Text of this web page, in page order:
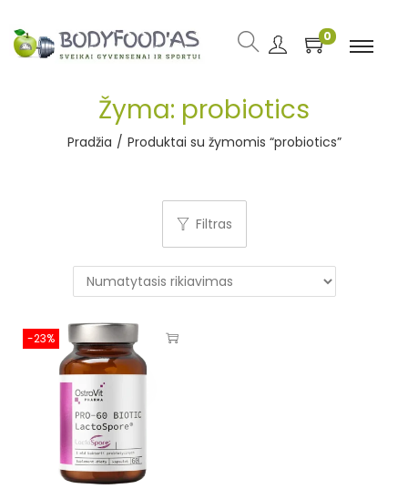
0
Žyma: probiotics
Pradžia / Produktai su žymomis “probiotics”
Filtras
-23%